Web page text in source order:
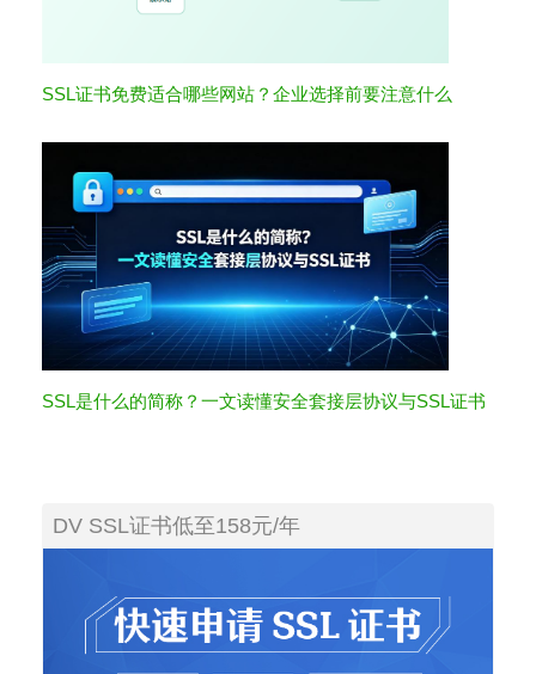
SSL证书免费适合哪些网站？企业选择前要注意什么
SSL是什么的简称？一文读懂安全套接层协议与SSL证书
DV SSL证书低至158元/年